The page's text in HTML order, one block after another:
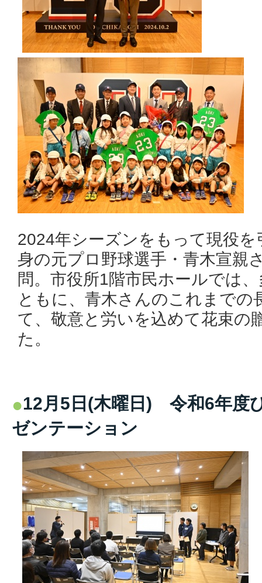
2024年シーズンをもって現役
身の元プロ野球選手・青木宣親
問。市役所1階市民ホールでは
ともに、青木さんのこれまでの
て、敬意と労いを込めて花束の
た。
12月5日(木曜日) 令和6年度
ゼンテーション